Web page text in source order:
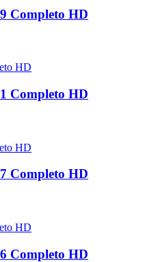
Completo HD
Completo HD
Completo HD
Completo HD